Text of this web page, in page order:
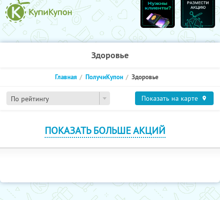
Здоровье
По рейтингу
Главная ПолучиКупон Здоровье
Показать на карте
ПОКАЗАТЬ БОЛЬШЕ АКЦИЙ